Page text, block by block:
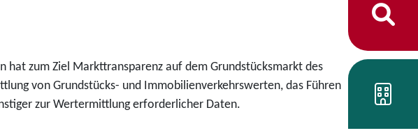
zum Ziel Markttransparenz auf dem Grundstücksmarkt des
von Grundstücks- und Immobilienverkehrswerten, das Führen
zur Wertermittlung erforderlicher Daten.